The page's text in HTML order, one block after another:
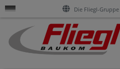
Die Fliegl-Gruppe